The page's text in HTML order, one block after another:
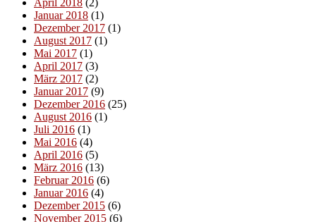
April 2018 (2)
Januar 2018 (1)
Dezember 2017 (1)
August 2017 (1)
Mai 2017 (1)
April 2017 (3)
März 2017 (2)
Januar 2017 (9)
Dezember 2016 (25)
August 2016 (1)
Juli 2016 (1)
Mai 2016 (4)
April 2016 (5)
März 2016 (13)
Februar 2016 (6)
Januar 2016 (4)
Dezember 2015 (6)
November 2015 (6)